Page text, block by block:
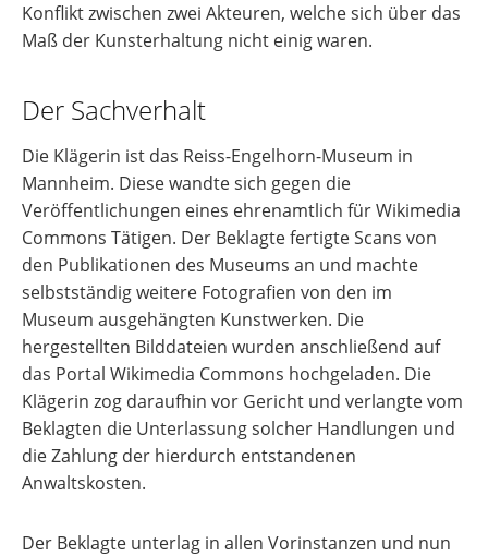
Konflikt zwischen zwei Akteuren, welche sich über das
Maß der Kunsterhaltung nicht einig waren.
Der Sachverhalt
Die Klägerin ist das Reiss-Engelhorn-Museum in
Mannheim. Diese wandte sich gegen die
Veröffentlichungen eines ehrenamtlich für Wikimedia
Commons Tätigen. Der Beklagte fertigte Scans von
den Publikationen des Museums an und machte
selbstständig weitere Fotografien von den im
Museum ausgehängten Kunstwerken. Die
hergestellten Bilddateien wurden anschließend auf
das Portal Wikimedia Commons hochgeladen. Die
Klägerin zog daraufhin vor Gericht und verlangte vom
Beklagten die Unterlassung solcher Handlungen und
die Zahlung der hierdurch entstandenen
Anwaltskosten.
Der Beklagte unterlag in allen Vorinstanzen und nun